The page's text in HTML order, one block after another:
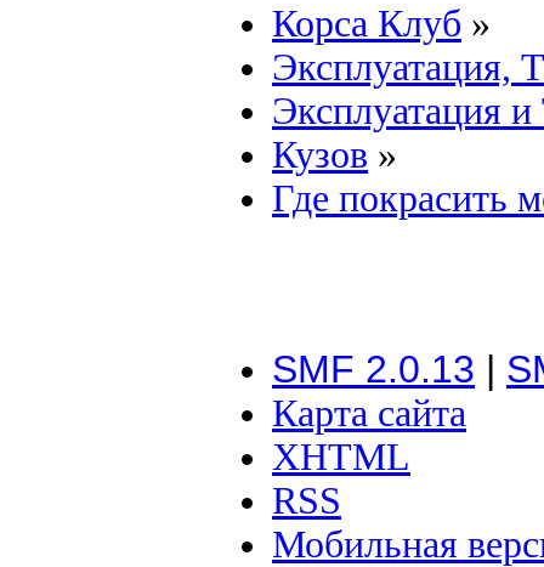
Корса Клуб »
Эксплуатация,
Эксплуатация
Кузов »
Где покрасить
SMF 2.0.13 |
Карта сайта
XHTML
RSS
Мобильная